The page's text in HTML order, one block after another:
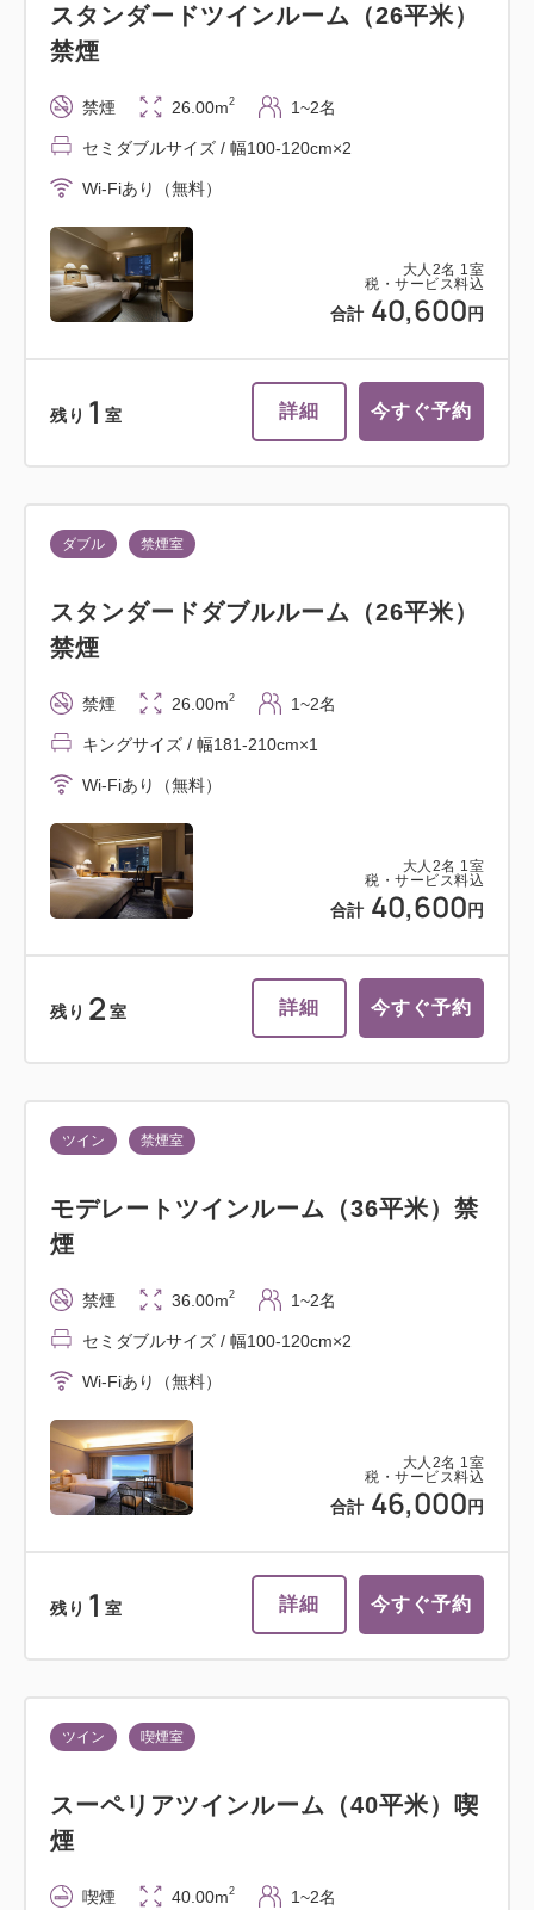
大人 2名 1 室
税・サービス料込
合計 40,600 円
スタンダードツインルーム（26平米）
禁煙
禁煙 26.00m2 1~2名
セミダブルサイズ / 幅100-120cm×2
Wi-Fiあり（無料）
残り 1 室 詳細 今すぐ予約
大人 2名 1 室
税・サービス料込
合計 40,600 円
ダブル 禁煙室
スタンダードダブルルーム（26平米）
禁煙
禁煙 26.00m2 1~2名
キングサイズ / 幅181-210cm×1
Wi-Fiあり（無料）
残り 2 室 詳細 今すぐ予約
大人 2名 1 室
税・サービス料込
合計 46,000 円
ツイン 禁煙室
モデレートツインルーム（36平米）禁
煙
禁煙 36.00m2 1~2名
セミダブルサイズ / 幅100-120cm×2
Wi-Fiあり（無料）
残り 1 室 詳細 今すぐ予約
ツイン 喫煙室
スーペリアツインルーム（40平米）喫
煙
喫煙 40.00m2 1~2名